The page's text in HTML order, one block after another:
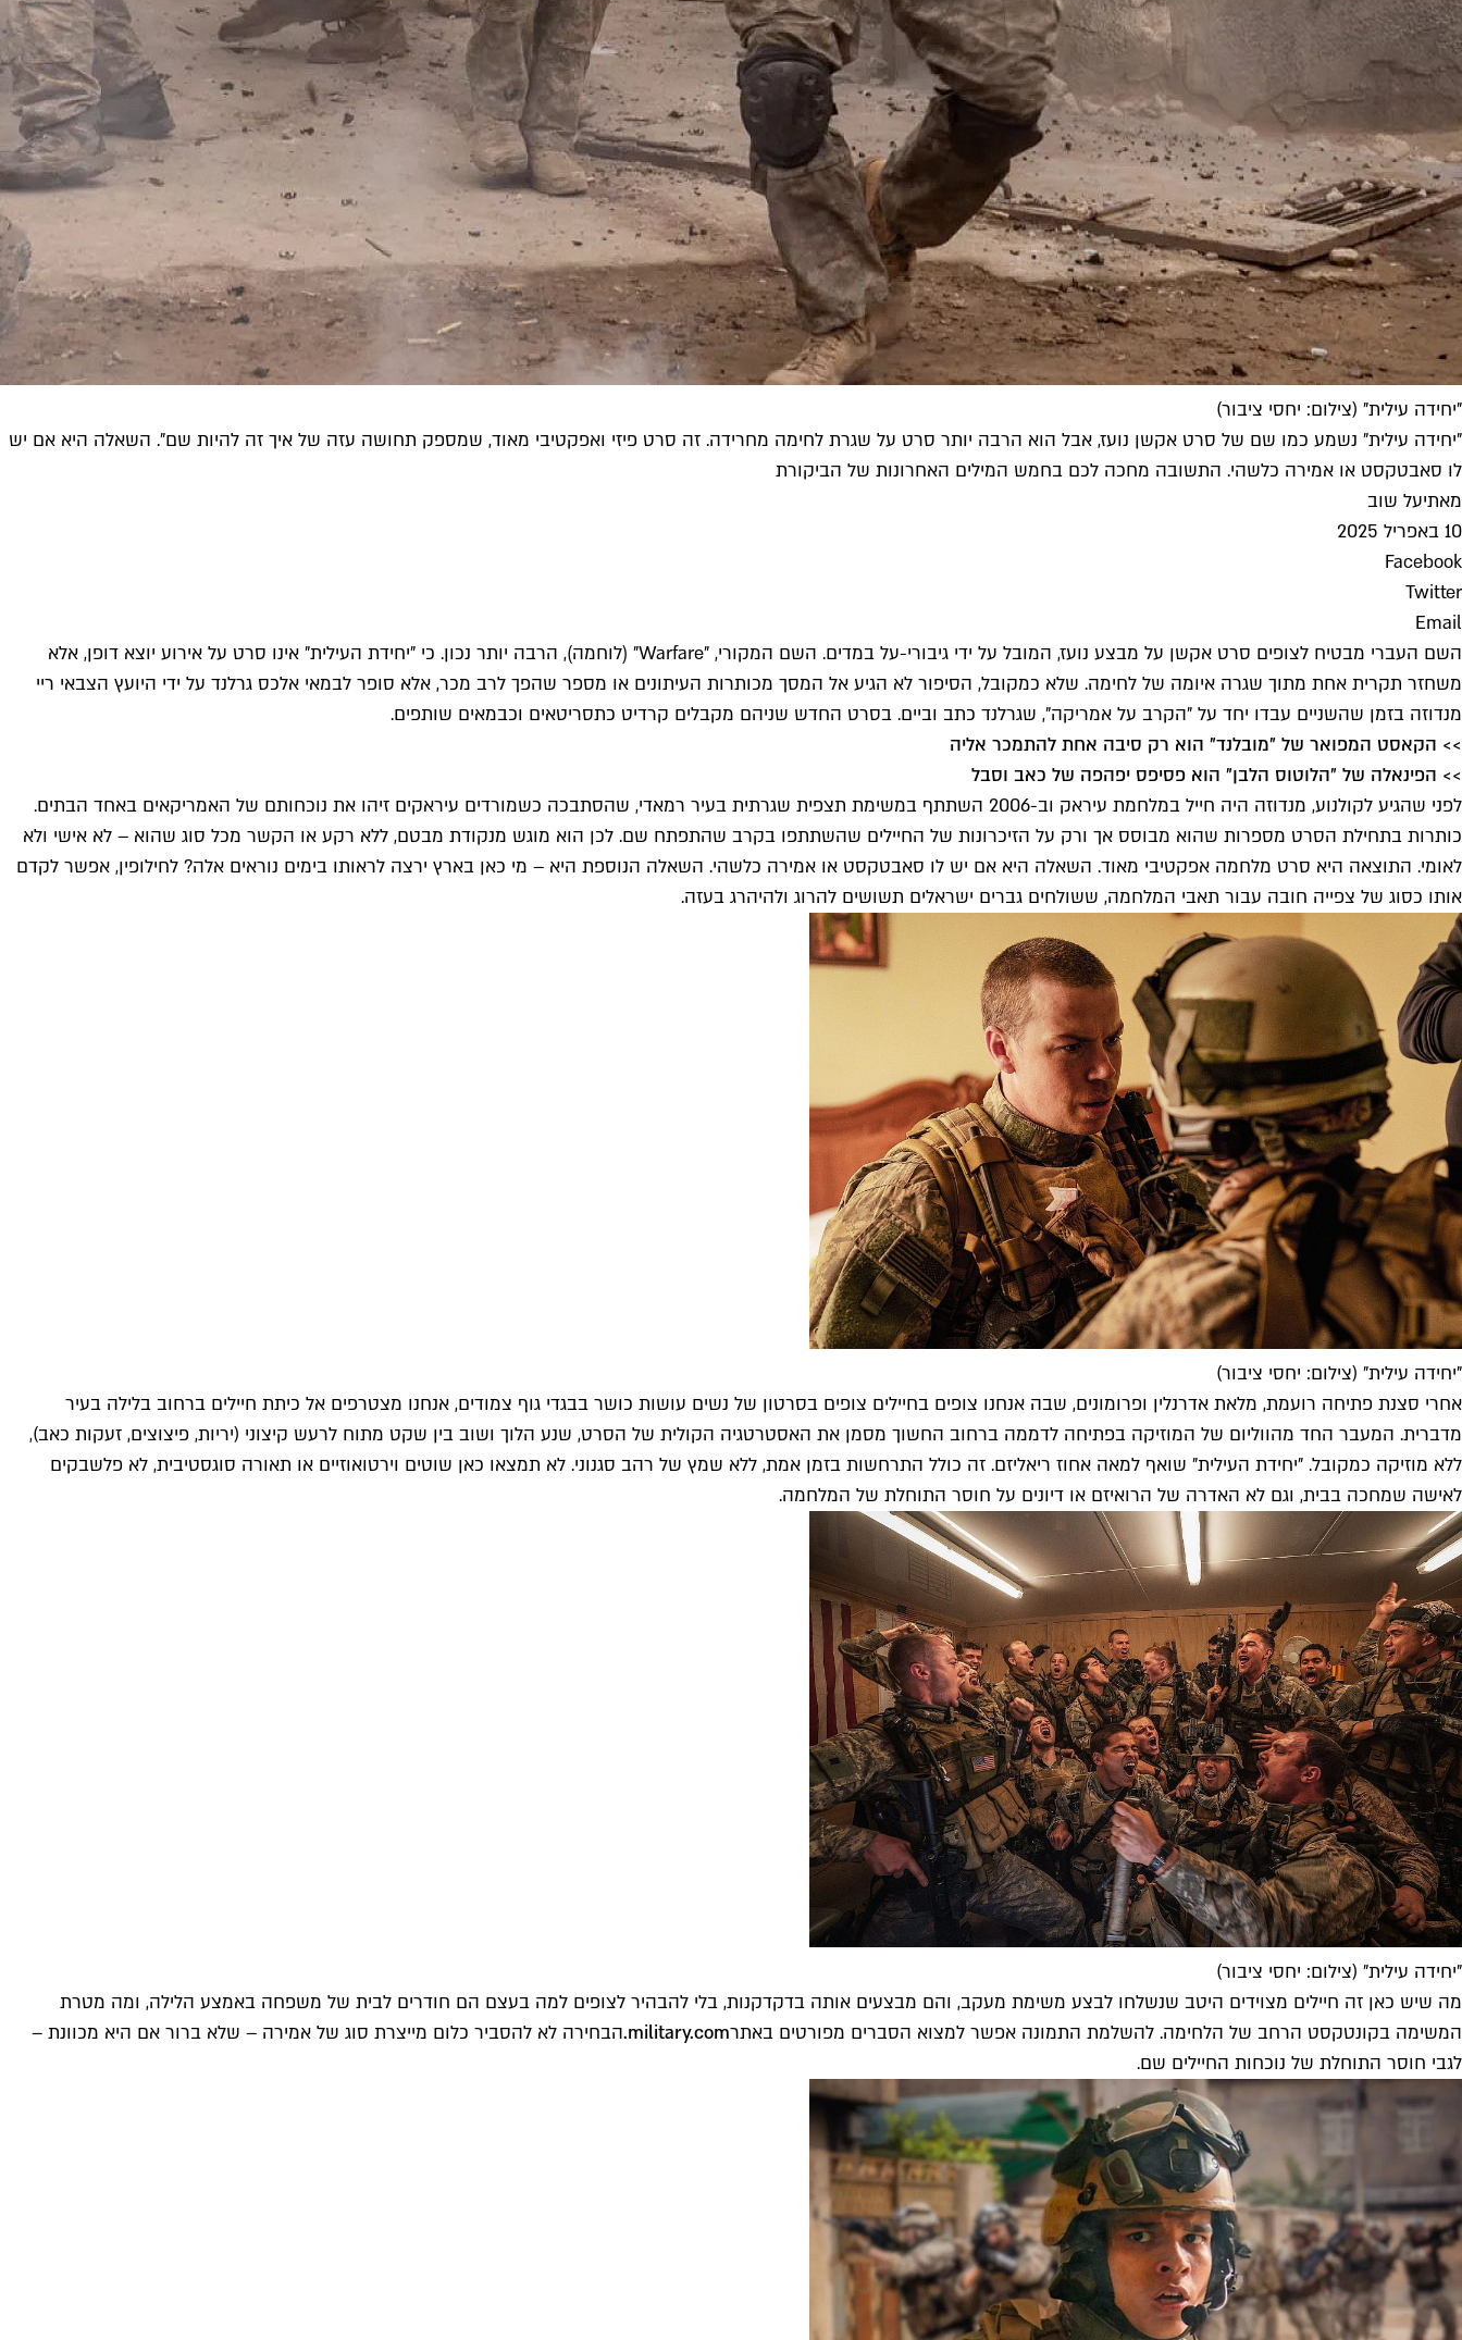
"יחידה עילית" (צילום: יחסי ציבור)
"יחידה עילית" נשמע כמו שם של סרט אקשן נועז, אבל הוא הרבה יותר סרט על שגרת לחימה מחרידה. זה סרט פיזי ואפקטיבי מאוד, שמספק תחושה עזה של איך זה להיות שם". השאלה היא אם יש
לו סאבטקסט או אמירה כלשהי. התשובה מחכה לכם בחמש המילים האחרונות של הביקורת
מאתיעל שוב
10 באפריל 2025
Facebook
Twitter
Email
השם העברי מבטיח לצופים סרט אקשן על מבצע נועז, המובל על ידי גיבורי-על במדים. השם המקורי, "Warfare" (לוחמה), הרבה יותר נכון. כי "יחידת העילית" אינו סרט על אירוע יוצא דופן, אלא
משחזר תקרית אחת מתוך שגרה איומה של לחימה. שלא כמקובל, הסיפור לא הגיע אל המסך מכותרות העיתונים או מספר שהפך לרב מכר, אלא סופר לבמאי אלכס גרלנד על ידי היועץ הצבאי ריי
מנדוזה בזמן שהשניים עבדו יחד על "הקרב על אמריקה", שגרלנד כתב וביים. בסרט החדש שניהם מקבלים קרדיט כתסריטאים וכבמאים שותפים.
>> הקאסט המפואר של "מובלנד" הוא רק סיבה אחת להתמכר אליה
>> הפינאלה של "הלוטוס הלבן" הוא פסיפס יפהפה של כאב וסבל
לפני שהגיע לקולנוע, מנדוזה היה חייל במלחמת עיראק וב-2006 השתתף במשימת תצפית שגרתית בעיר רמאדי, שהסתבכה כשמורדים עיראקים זיהו את נוכחותם של האמריקאים באחד הבתים.
כותרות בתחילת הסרט מספרות שהוא מבוסס אך ורק על הזיכרונות של החיילים שהשתתפו בקרב שהתפתח שם. לכן הוא מוגש מנקודת מבטם, ללא רקע או הקשר מכל סוג שהוא – לא אישי ולא
לאומי. התוצאה היא סרט מלחמה אפקטיבי מאוד. השאלה היא אם יש לו סאבטקסט או אמירה כלשהי. השאלה הנוספת היא – מי כאן בארץ ירצה לראותו בימים נוראים אלה? לחילופין, אפשר לקדם
אותו כסוג של צפייה חובה עבור תאבי המלחמה, ששולחים גברים ישראלים תשושים להרוג ולהיהרג בעזה.
"יחידה עילית" (צילום: יחסי ציבור)
אחרי סצנת פתיחה רועמת, מלאת אדרנלין ופרומונים, שבה אנחנו צופים בחיילים צופים בסרטון של נשים עושות כושר בבגדי גוף צמודים, אנחנו מצטרפים אל כיתת חיילים ברחוב בלילה בעיר
מדברית. המעבר החד מהווליום של המוזיקה בפתיחה לדממה ברחוב החשוך מסמן את האסטרטגיה הקולית של הסרט, שנע הלוך ושוב בין שקט מתוח לרעש קיצוני (יריות, פיצוצים, זעקות כאב),
ללא מוזיקה כמקובל. "יחידת העילית" שואף למאה אחוז ריאליזם. זה כולל התרחשות בזמן אמת, ללא שמץ של רהב סגנוני. לא תמצאו כאן שוטים וירטואוזיים או תאורה סוגסטיבית, לא פלשבקים
לאישה שמחכה בבית, וגם לא האדרה של הרואיזם או דיונים על חוסר התוחלת של המלחמה.
"יחידה עילית" (צילום: יחסי ציבור)
מה שיש כאן זה חיילים מצוידים היטב שנשלחו לבצע משימת מעקב, והם מבצעים אותה בדקדקנות, בלי להבהיר לצופים למה בעצם הם חודרים לבית של משפחה באמצע הלילה, ומה מטרת
המשימה בקונטקסט הרחב של הלחימה. להשלמת התמונה אפשר למצוא הסברים מפורטים באתרmilitary.com
.הבחירה לא להסביר כלום מייצרת סוג של אמירה – שלא ברור אם היא מכוונת –
לגבי חוסר התוחלת של נוכחות החיילים שם.